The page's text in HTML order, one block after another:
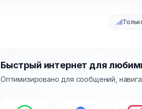
Быстрый интернет для
Оптимизировано для сообщений,